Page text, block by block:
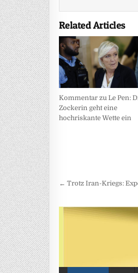
Related Articles
Kommentar zu Le Pen:
Zockerin geht eine
hochriskante Wette ein
← Trotz Iran-Kriegs: